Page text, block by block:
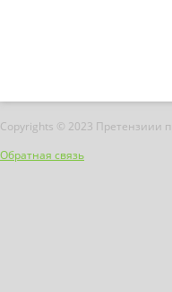
Copyrights © 2023 Претензиии
Обратная связь